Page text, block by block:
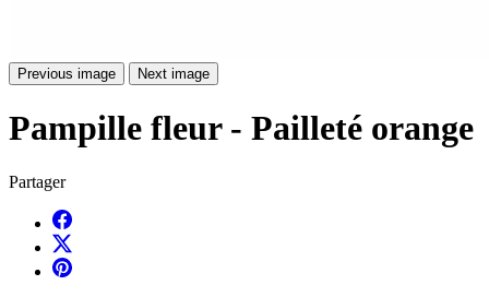
Previous image Next image
Pampille fleur - Pailleté orange
Partager